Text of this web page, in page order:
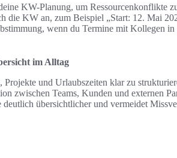
KW-Planung, um Ressourcenkonflikte
die KW an, zum Beispiel „Start: 12. Mai
wenn du Termine mit Kollegen in
im Alltag
und Urlaubszeiten klar zu
zwischen Teams, Kunden und externen
übersichtlicher und vermeidet